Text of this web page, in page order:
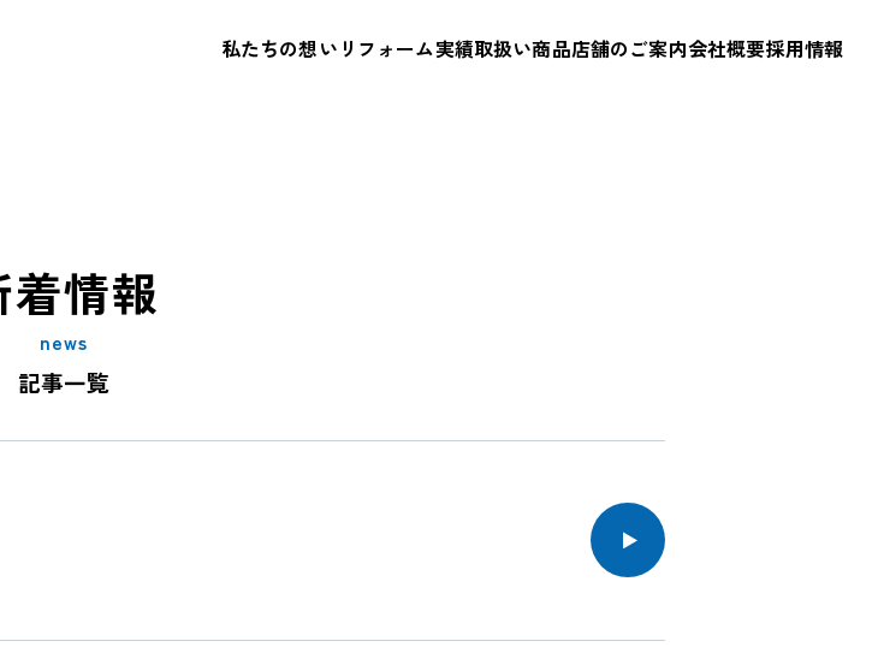
- 株式会社エム・ワイ・ジー｜大阪ガスサー
私たちの想い リフォーム実績取扱い商品店舗のご案内会社概要採用情報
着情報
news
記事一覧